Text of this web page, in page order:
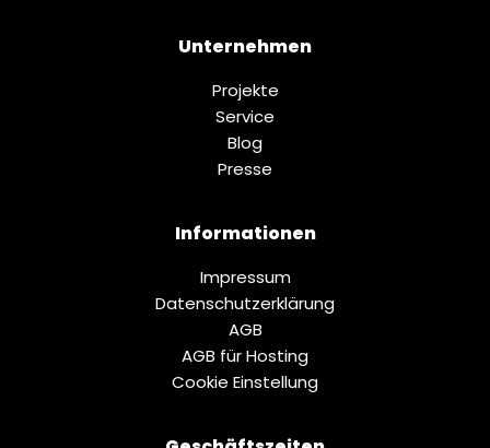
Unternehmen
Projekte
Service
Blog
Presse
Informationen
Impressum
Datenschutz­erklärung
AGB
AGB für Hosting
Cookie Einstellung